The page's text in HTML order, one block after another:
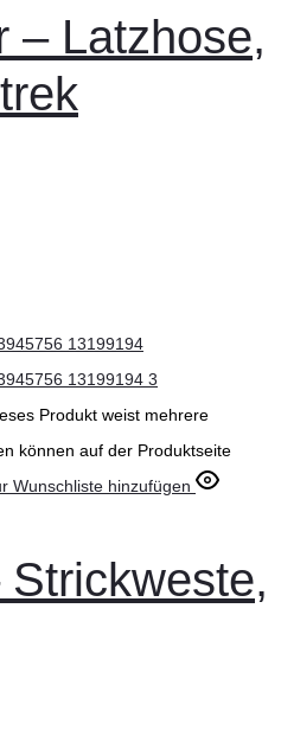
– Latzhose,
Produkt weist mehrere
können auf der Produktseite
Wunschliste hinzufügen